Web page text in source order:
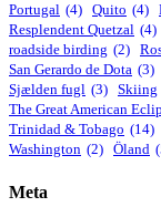
Portugal (4) Quito (4)
Resplendent Quetzal (4)
roadside birding (2)
San Gerardo de Dota (3)
Sjælden fugl (3) Skiing
The Great American
Trinidad & Tobago (14)
Washington (2) Öland
Meta